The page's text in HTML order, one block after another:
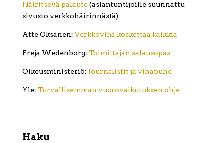
Häiritsevä palaute(asiantuntijoille suunnattu
sivusto verkkohäirinnästä)
Atte Oksanen: Verkkoviha koskettaa kaikkia
Freja Wedenborg: Toimittajan salausopas
Oikeusministeriö: Journalistit ja vihapuhe
Yle: Turvallisemman vuorovaikutuksen ohje
Haku